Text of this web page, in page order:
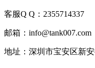
客服Q Q：2355714337
邮箱：info@tank007.com
地址：深圳市宝安区新